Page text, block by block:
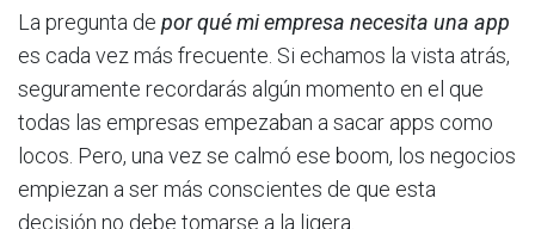
La pregunta de por qué mi empresa necesita una app
es cada vez más frecuente. Si echamos la vista atrás,
seguramente recordarás algún momento en el que
todas las empresas empezaban a sacar apps como
locos. Pero, una vez se calmó ese boom, los negocios
empiezan a ser más conscientes de que esta
decisión no debe tomarse a la ligera.